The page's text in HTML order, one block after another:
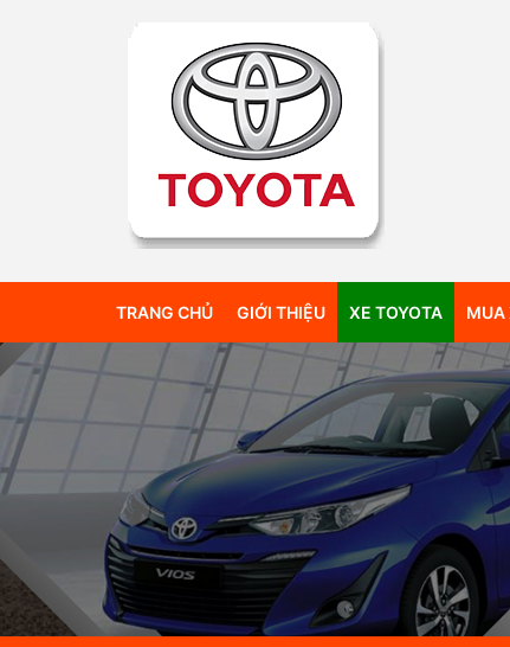
TRANG CHỦ GIỚI THIỆU XE TOYOTA MUA